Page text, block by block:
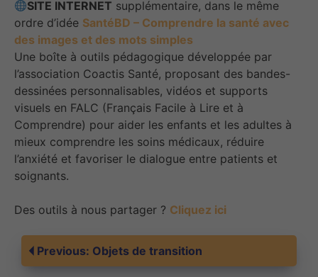
SITE INTERNET supplémentaire, dans le même
ordre d’idée SantéBD – Comprendre la santé avec
des images et des mots simples
Une boîte à outils pédagogique développée par
l’association Coactis Santé, proposant des bandes-
dessinées personnalisables, vidéos et supports
visuels en FALC (Français Facile à Lire et à
Comprendre) pour aider les enfants et les adultes à
mieux comprendre les soins médicaux, réduire
l’anxiété et favoriser le dialogue entre patients et
soignants.
Des outils à nous partager ? Cliquez ici
Navigation
Previous: Objets de transition